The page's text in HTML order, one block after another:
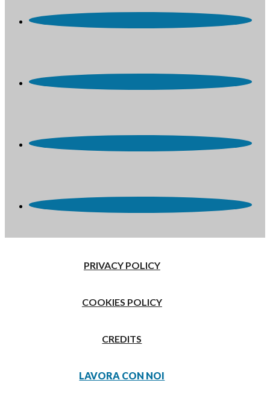
PRIVACY POLICY
COOKIES POLICY
CREDITS
LAVORA CON NOI